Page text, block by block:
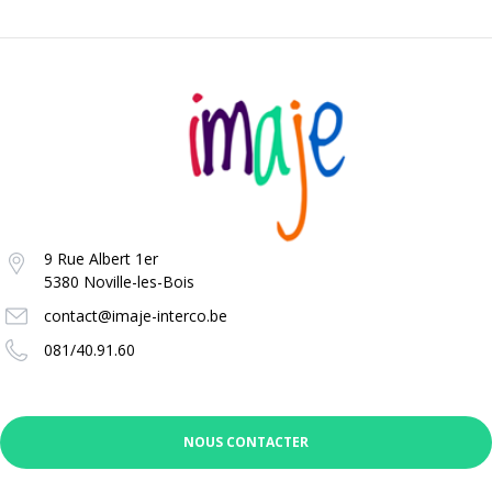
9 Rue Albert 1er
5380 Noville-les-Bois
contact@imaje-interco.be
081/40.91.60
NOUS CONTACTER